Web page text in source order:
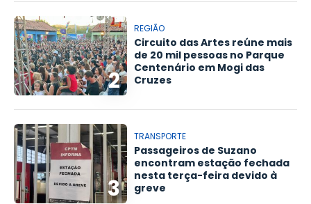
2
REGIÃO
Circuito das Artes reúne mais
de 20 mil pessoas no Parque
Centenário em Mogi das
Cruzes
3
TRANSPORTE
Passageiros de Suzano
encontram estação fechada
nesta terça-feira devido à
greve